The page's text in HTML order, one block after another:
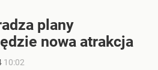
plany
nowa atrakcja
10:02